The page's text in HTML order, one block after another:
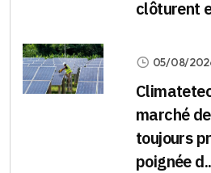
clôturent
05/08/
marché
toujours
poignée